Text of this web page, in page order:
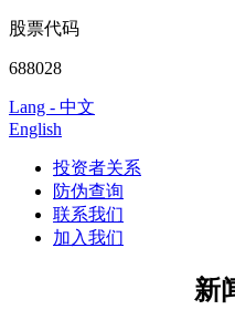
股票代码
688028
Lang - 中文
English
投资者关系
防伪查询
联系我们
加入我们
新